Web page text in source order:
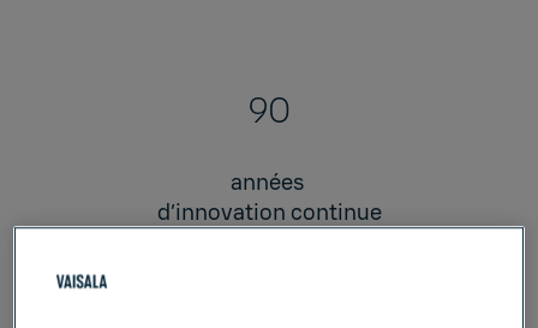
90
années
d’innovation continue